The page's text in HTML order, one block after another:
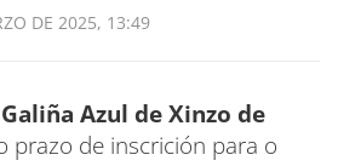
DE 2025, 13:49
Azul de Xinzo de
prazo de inscrición para o